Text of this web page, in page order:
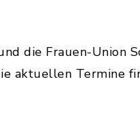
die Frauen-Union
aktuellen Termine